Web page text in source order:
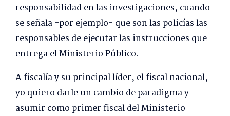
responsabilidad en las investigaciones, cuando
se señala -por ejemplo- que son las policías las
responsables de ejecutar las instrucciones que
entrega el Ministerio Público.
A fiscalía y su principal líder, el fiscal nacional,
yo quiero darle un cambio de paradigma y
asumir como primer fiscal del Ministerio